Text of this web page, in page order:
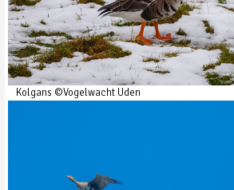
Kolgans ©Vogelwacht Uden